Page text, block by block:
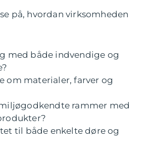
på, hvordan virksomheden
med både indvendige og
om materialer, farver og
rammer med
til både enkelte døre og